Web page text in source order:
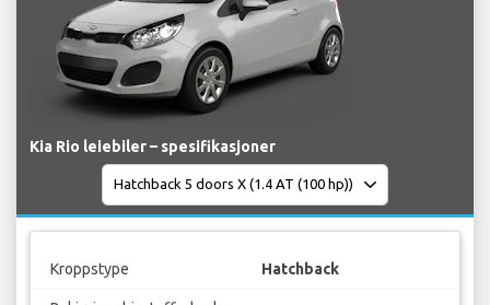
Kia Rio leiebiler – spesifikasjoner
Kroppstype Hatchback